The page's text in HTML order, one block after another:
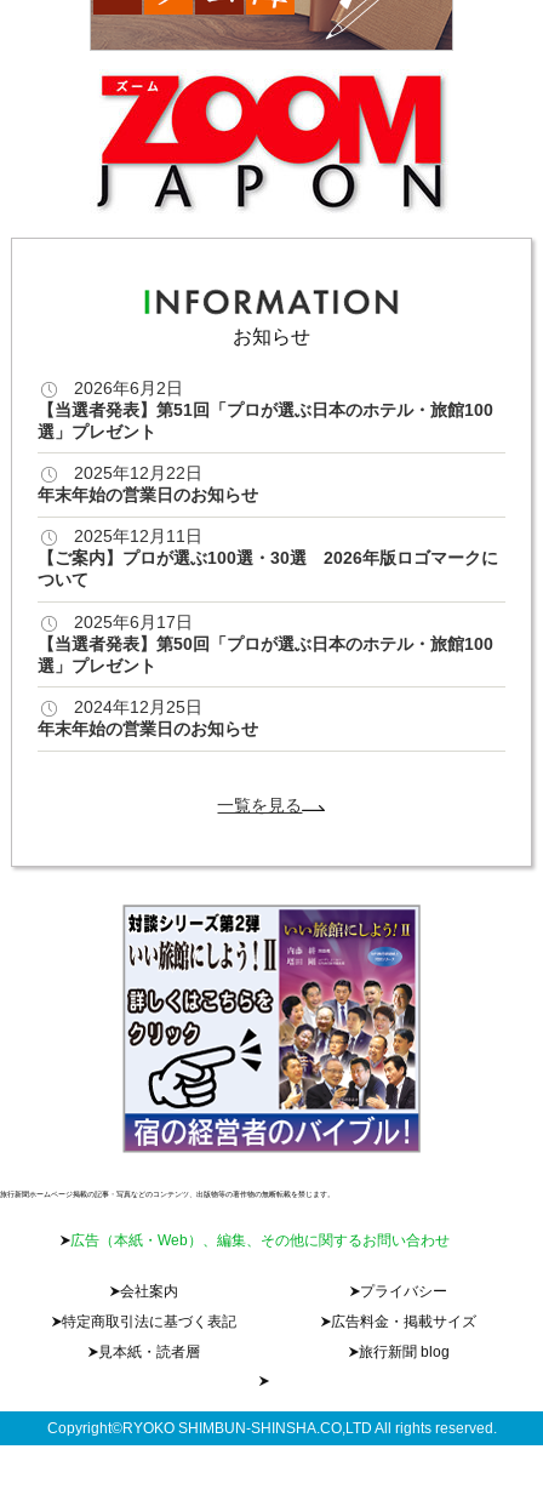
お知らせ
2026年6月2日
【当選者発表】第51回「プロが選ぶ日本のホテル・旅館100
選」プレゼント
2025年12月22日
年末年始の営業日のお知らせ
2025年12月11日
【ご案内】プロが選ぶ100選・30選 2026年版ロゴマークに
ついて
2025年6月17日
【当選者発表】第50回「プロが選ぶ日本のホテル・旅館100
選」プレゼント
2024年12月25日
年末年始の営業日のお知らせ
一覧を見る
旅行新聞ホームページ掲載の記事・写真などのコンテンツ、出版物等の著作物の無断転載を禁じます。
広告（本紙・Web）、編集、その他に関するお問い合わせ
会社案内
プライバシー
特定商取引法に基づく表記
広告料金・掲載サイズ
見本紙・読者層
旅行新聞 blog
Copyright©RYOKO SHIMBUN-SHINSHA.CO,LTD All rights reserved.